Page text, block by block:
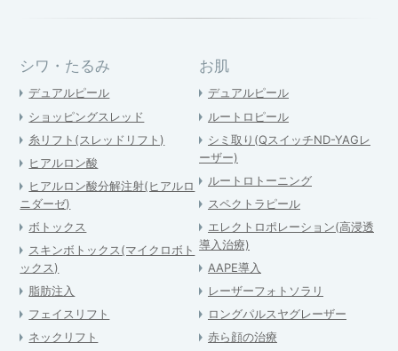
シワ・たるみ
デュアルピール
ショッピングスレッド
糸リフト(スレッドリフト)
ヒアルロン酸
ヒアルロン酸分解注射(ヒアルロ
ニダーゼ)
ボトックス
スキンボトックス(マイクロボト
ックス)
脂肪注入
フェイスリフト
ネックリフト
お肌
デュアルピール
ルートロピール
シミ取り(QスイッチND-YAGレ
ーザー)
ルートロトーニング
スペクトラピール
エレクトロポレーション(高浸透
導入治療)
AAPE導入
レーザーフォトソラリ
ロングパルスヤグレーザー
赤ら顔の治療